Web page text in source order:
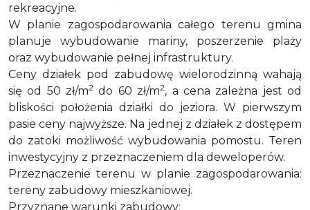
rekreacyjne.
W planie zagospodarowania całego terenu gmina
planuje wybudowanie mariny, poszerzenie plaży
oraz wybudowanie pełnej infrastruktury.
Ceny działek pod zabudowę wielorodzinną wahają
się od 50 zł/m2 do 60 zł/m2, a cena zależna jest od
bliskości położenia działki do jeziora. W pierwszym
pasie ceny najwyższe. Na jednej z działek z dostępem
do zatoki możliwość wybudowania pomostu. Teren
inwestycyjny z przeznaczeniem dla deweloperów.
Przeznaczenie terenu w planie zagospodarowania:
tereny zabudowy mieszkaniowej.
Przyznane warunki zabudowy: